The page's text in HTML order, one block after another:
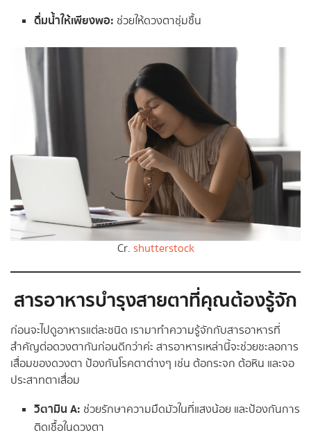
ดื่มน้ำให้เพียงพอ: ช่วยให้ดวงตาชุ่มชื้น
Cr. shutterstock
สารอาหารบำรุงสายตาที่คุณต้องรู้จัก
ก่อนจะไปดูอาหารแต่ละชนิด เรามาทำความรู้จักกับสารอาหารที่
สำคัญต่อดวงตากันก่อนดีกว่าค่ะ สารอาหารเหล่านี้จะช่วยชะลอการ
เสื่อมของดวงตา ป้องกันโรคตาต่างๆ เช่น ต้อกระจก ต้อหิน และจอ
ประสาทตาเสื่อม
วิตามิน A: ช่วยรักษาความมืดมัวในที่แสงน้อย และป้องกันการ
ติดเชื้อในดวงตา